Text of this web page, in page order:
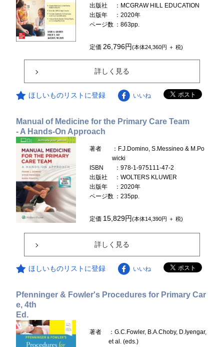
出版社
：MCGRAW HILL EDUCATION
出版年
：2020年
ページ数 ：863pp.
定価26,796円(本体24,360円 ＋ 税)
詳しく見る
ほしいものリストに登録 いいね
Manual of Medicine for the Primary Care Team
- A Hands-On Approach
著者
：F.J.Domino, S.Messineo & M.Po
wicki
ISBN
：978-1-975111-47-2
出版社
：WOLTERS KLUWER
出版年
：2020年
ページ数 ：235pp.
定価 15,829円(本体14,390円 ＋ 税)
詳しく見る
ほしいものリストに登録 いいね
Pfenninger & Fowler's Procedures for Primary Car
e, 4th
Ed.
著者
：G.C.Fowler, B.A.Choby, D.Iyengar,
et al. (eds.)